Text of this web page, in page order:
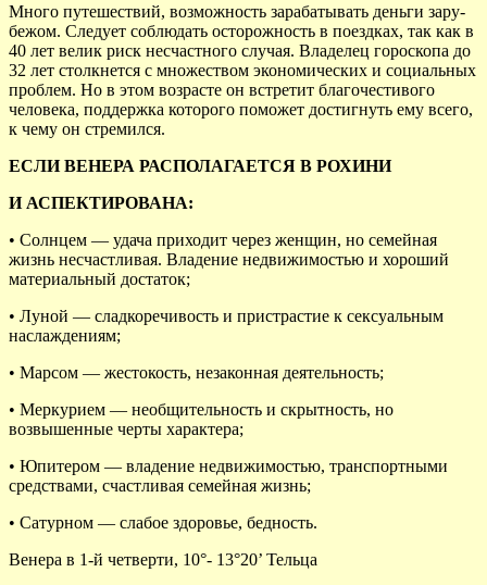
Много путешествий, возможность зарабатывать деньги зару-
бежом. Следует соблюдать осторожность в поездках, так как в
40 лет велик риск несчастного случая. Владелец гороскопа до
32 лет столкнется с множеством экономических и социальных
проблем. Но в этом возрасте он встретит благочестивого
человека, поддержка которого поможет достигнуть ему всего,
к чему он стремился.
ЕСЛИ ВЕНЕРА РАСПОЛАГАЕТСЯ В РОХИНИ
И АСПЕКТИРОВАНА:
• Солнцем — удача приходит через женщин, но семейная
жизнь несчастливая. Владение недвижимостью и хороший
материальный достаток;
• Луной — сладкоречивость и пристрастие к сексуальным
наслаждениям;
• Марсом — жестокость, незаконная деятельность;
• Меркурием — необщительность и скрытность, но
возвышенные черты характера;
• Юпитером — владение недвижимостью, транспортными
средствами, счастливая семейная жизнь;
• Сатурном — слабое здоровье, бедность.
Венера в 1-й четверти, 10°- 13°20’ Тельца